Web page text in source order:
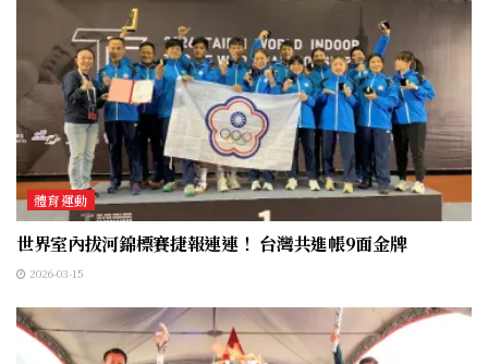
體育運動
世界室內拔河錦標賽捷報連連！ 台灣共進帳9面金牌
2026-03-15